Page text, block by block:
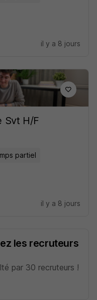
il y a 8 jours
Svt H/F
partiel
il y a 8 jours
les recruteurs
par 30 recruteurs !